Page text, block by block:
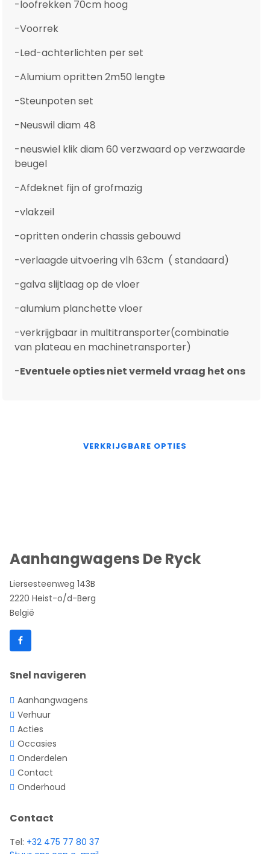
-loofrekken 70cm hoog
-Voorrek
-Led-achterlichten per set
-Alumium opritten 2m50 lengte
-Steunpoten set
-Neuswil diam 48
-neuswiel klik diam 60 verzwaard op verzwaarde
beugel
-Afdeknet fijn of grofmazig
-vlakzeil
-opritten onderin chassis gebouwd
-verlaagde uitvoering vlh 63cm ( standaard)
-galva slijtlaag op de vloer
-alumium planchette vloer
-verkrijgbaar in multitransporter(combinatie
van plateau en machinetransporter)
-Eventuele opties niet vermeld vraag het ons
VERKRIJGBARE OPTIES
Aanhangwagens De Ryck
Liersesteenweg 143B
2220 Heist-o/d-Berg
België
Snel navigeren
Aanhangwagens
Verhuur
Acties
Occasies
Onderdelen
Contact
Onderhoud
Contact
Tel: +32 475 77 80 37